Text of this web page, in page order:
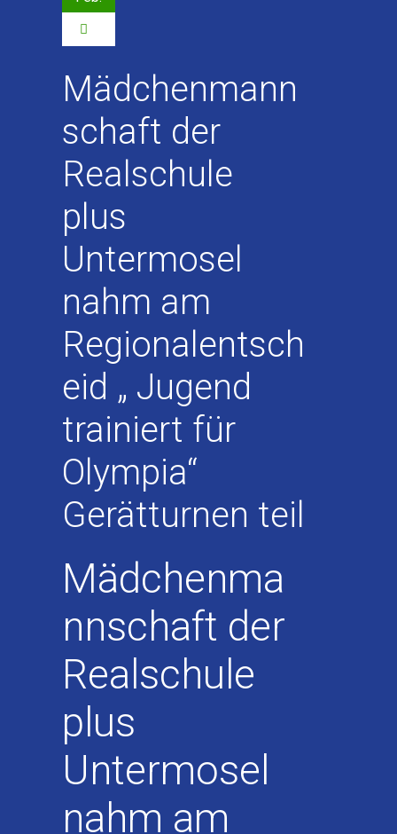
Mädchenmann
schaft der
Realschule
plus
Untermosel
nahm am
Regionalentsch
eid „ Jugend
trainiert für
Olympia“
Gerätturnen teil
Mädchenma
nnschaft der
Realschule
pl us
Untermosel
nahm am